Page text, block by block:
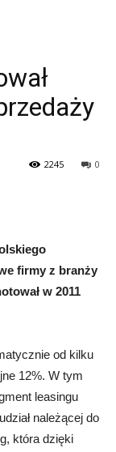
0
2245
firmy z branży
w 2011
od kilku
12%. W tym
leasingu
należącej do
która dzięki